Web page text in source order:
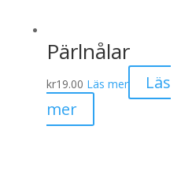
Pärlnålar
kr19.00 Läs mer
Läs
mer